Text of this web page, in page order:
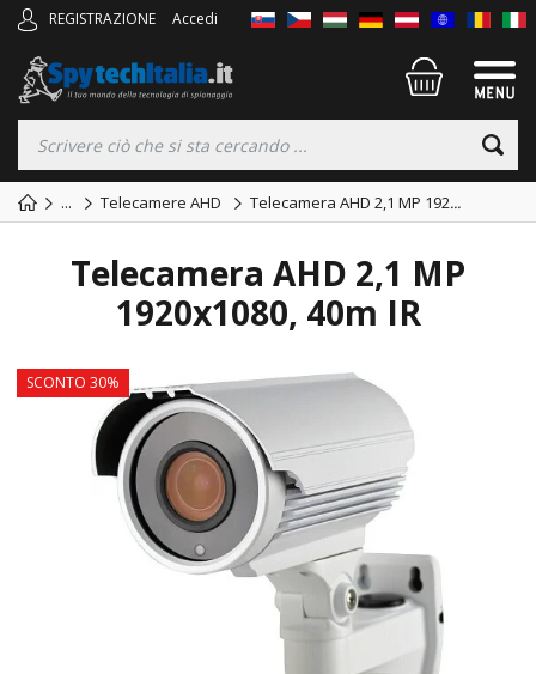
REGISTRAZIONE Accedi
... Telecamere AHD Telecamera AHD 2,1 MP 192...
Telecamera AHD 2,1 MP
1920x1080, 40m IR
SCONTO 30%